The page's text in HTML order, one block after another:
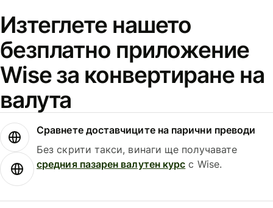
Изтеглете нашето
безплатно приложение
Wise за конвертиране на
валута
Сравнете доставчиците на парични преводи
Без скрити такси, винаги ще получавате
средния пазарен валутен курс с Wise.